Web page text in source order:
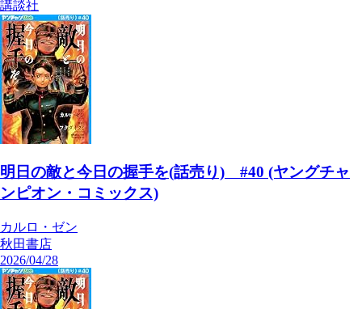
講談社
明日の敵と今日の握手を(話売り) #40 (ヤングチャ
ンピオン・コミックス)
カルロ・ゼン
秋田書店
2026/04/28